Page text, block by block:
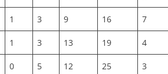
1 3 9 16 7
1 3 13 19 4
0 5 12 25 3